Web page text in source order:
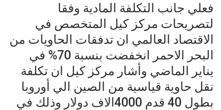
فعلي جانب التكلفة المادية وفقا
لتصريحات مركز كيل المتخصص في
الاقتصاد العالمي ان تدفقات الحاويات من
البحر الاحمر انخفضت بنسبة 70% في
يناير الماضي وأشار مركز كيل ان تكلفة
نقل حاوية قياسية من الصين الي أوروبا
بطول 40 قدم 4000الاف دولار وذلك في